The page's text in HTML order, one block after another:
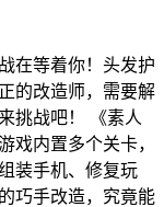
在等着你！头发护
的改造师，需要解
挑战吧！ 《素人
戏内置多个关卡，
装手机、修复玩
巧手改造，究竟能